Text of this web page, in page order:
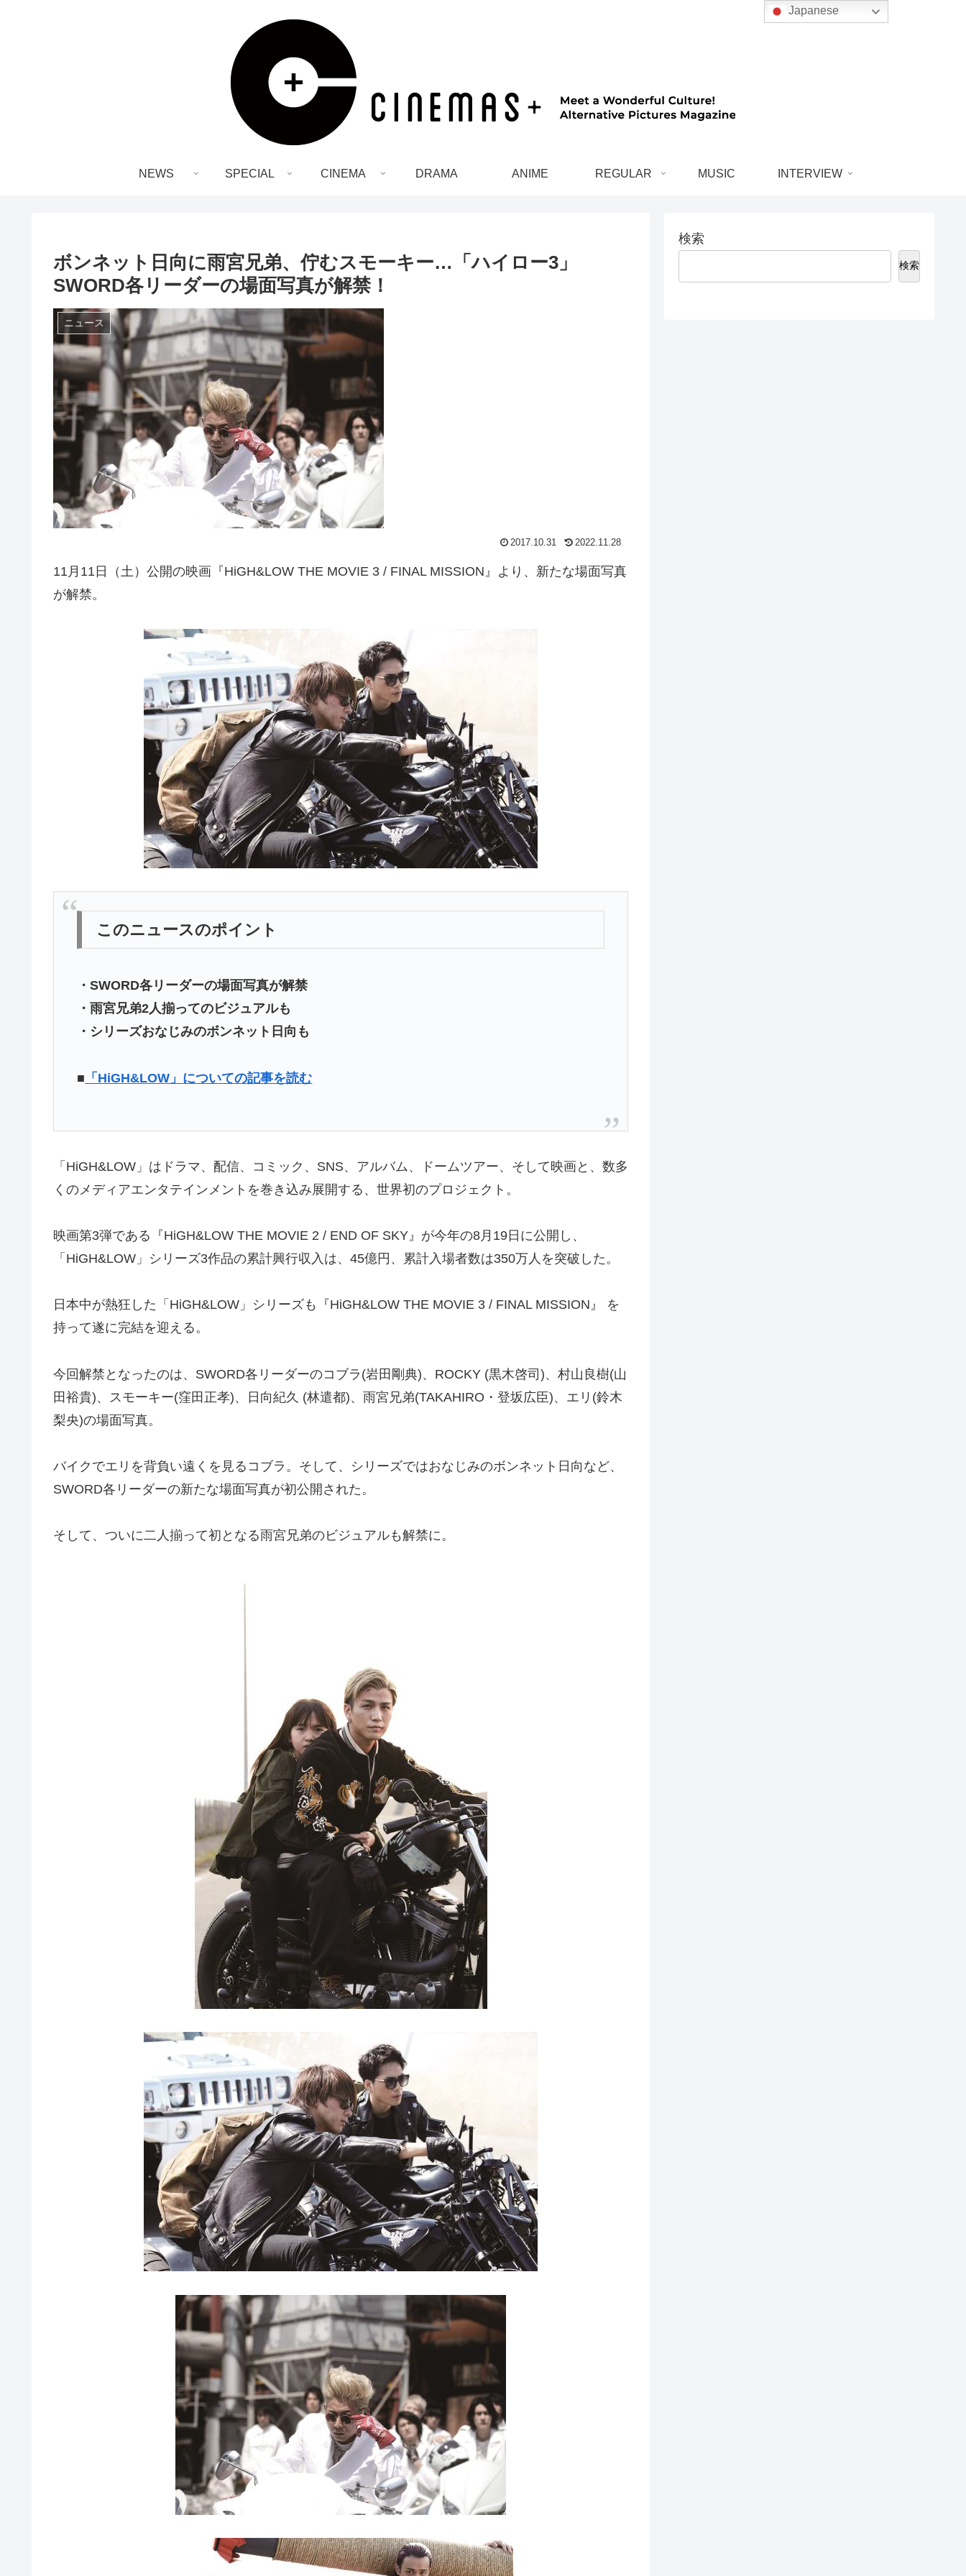
NEWS SPECIAL CINEMA DRAMA ANIME REGULAR MUSIC INTERVIEW
ボンネット日向に雨宮兄弟、佇むスモーキー…「ハイロー3」
SWORD各リーダーの場面写真が解禁！
ニュース
2017.10.31 2022.11.28
11月11日（土）公開の映画『HiGH&LOW THE MOVIE 3 / FINAL MISSION』より、新たな場面写真
が解禁。
このニュースのポイント
・SWORD各リーダーの場面写真が解禁
・雨宮兄弟2人揃ってのビジュアルも
・シリーズおなじみのボンネット日向も
■ 「HiGH&LOW」についての記事を読む
「HiGH&LOW」はドラマ、配信、コミック、SNS、アルバム、ドームツアー、そして映画と、数多
くのメディアエンタテインメントを巻き込み展開する、世界初のプロジェクト。
映画第3弾である『HiGH&LOW THE MOVIE 2 / END OF SKY』が今年の8月19日に公開し、
「HiGH&LOW」シリーズ3作品の累計興行収入は、45億円、累計入場者数は350万人を突破した。
日本中が熱狂した「HiGH&LOW」シリーズも『HiGH&LOW THE MOVIE 3 / FINAL MISSION』 を
持って遂に完結を迎える。
今回解禁となったのは、SWORD各リーダーのコブラ(岩田剛典)、ROCKY (黒木啓司)、村山良樹(山
田裕貴)、スモーキー(窪田正孝)、日向紀久 (林遣都)、雨宮兄弟(TAKAHIRO・登坂広臣)、エリ(鈴木
梨央)の場面写真。
バイクでエリを背負い遠くを見るコブラ。そして、シリーズではおなじみのボンネット日向など、
SWORD各リーダーの新たな場面写真が初公開された。
そして、ついに二人揃って初となる雨宮兄弟のビジュアルも解禁に。
検索
検索
Japanese